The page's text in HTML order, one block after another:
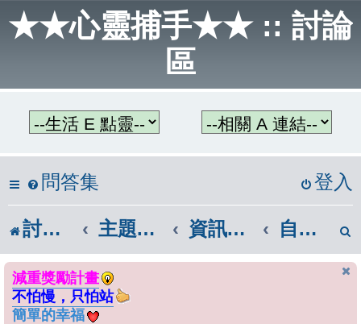
★★心靈捕手★★ :: 討論
區
問答集 登入
討論區首頁 主題教學區 資訊帶著走 自由軟體或免費軟體
減重獎勵計畫
不怕慢，只怕站
簡單的幸福